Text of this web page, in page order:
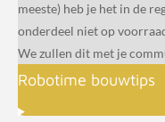
meeste) heb je het in de
onderdeel niet op
We zullen dit met je
Robotime bouwtips